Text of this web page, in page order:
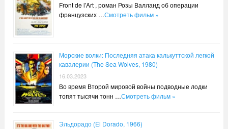
Front de l’Art , роман Розы Валланд об операции
французских …Смотреть фильм »
Морские волки: Последняя атака калькуттской легкой
кавалерии (The Sea Wolves, 1980)
16.03.2023
Во время Второй мировой войны подводные лодки
топят тысячи тонн …Смотреть фильм »
Эльдорадо (El Dorado, 1966)